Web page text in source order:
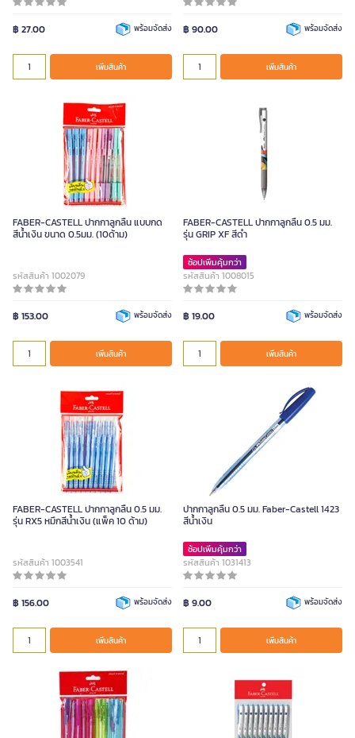
฿ 27.00 พร้อมจัดส่ง
เพิ่มสินค้า
฿ 90.00 พร้อมจัดส่ง
เพิ่มสินค้า
FABER-CASTELL ปากกาลูกลื่น แบบกด
สีน้ำเงิน ขนาด 0.5มม. (10ด้าม)
รหัสสินค้า 1002079
฿ 153.00 พร้อมจัดส่ง
เพิ่มสินค้า
FABER-CASTELL ปากกาลูกลื่น 0.5 มม.
รุ่น GRIP XF สีดำ
ช้อปเพิ่มคุ้มกว่า
รหัสสินค้า 1008015
฿ 19.00 พร้อมจัดส่ง
เพิ่มสินค้า
FABER-CASTELL ปากกาลูกลื่น 0.5 มม.
รุ่น RX5 หมึกสีน้ำเงิน (แพ็ค 10 ด้าม)
รหัสสินค้า 1003541
฿ 156.00 พร้อมจัดส่ง
เพิ่มสินค้า
ปากกาลูกลื่น 0.5 มม. Faber-Castell 1423
สีน้ำเงิน
ช้อปเพิ่มคุ้มกว่า
รหัสสินค้า 1031413
฿ 9.00 พร้อมจัดส่ง
เพิ่มสินค้า